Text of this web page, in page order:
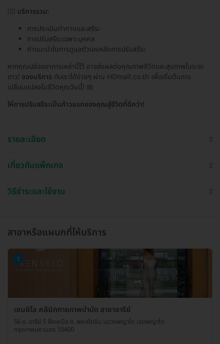
🏃‍♀️ บริการรวม:
การประเมินท่าทางและสรีระ
การปรับสรีระเฉพาะบุคคล
คำแนะนำในการดูแลตัวเองหลังการปรับสรีระ
หากคุณปล่อยอาการเหล่านี้ไว้ อาจส่งผลต่อคุณภาพชีวิตและสุขภาพในระยะ
ยาว! จองบริการ กับเราได้ง่ายๆ ผ่าน HDmall.co.th เพื่อเริ่มต้นการ
เปลี่ยนแปลงในชีวิตคุณวันนี้! 📅
ให้การปรับสรีระเป็นก้าวแรกของคุณสู่ชีวิตที่ดีกว่า!
รายละเอียด
เกี่ยวกับแพ็กเกจ
วิธีชำระและใช้งาน
สาขาหรือแผนกที่ให้บริการ
1
เซนซิโอ คลินิกกายภาพบำบัด สาขาอารีย์
56 ซ. อารีย์ 5 ฝั่งเหนือ ถ. พหลโยธิน แขวงพญาไท เขตพญาไท
กรุงเทพมหานคร 10400